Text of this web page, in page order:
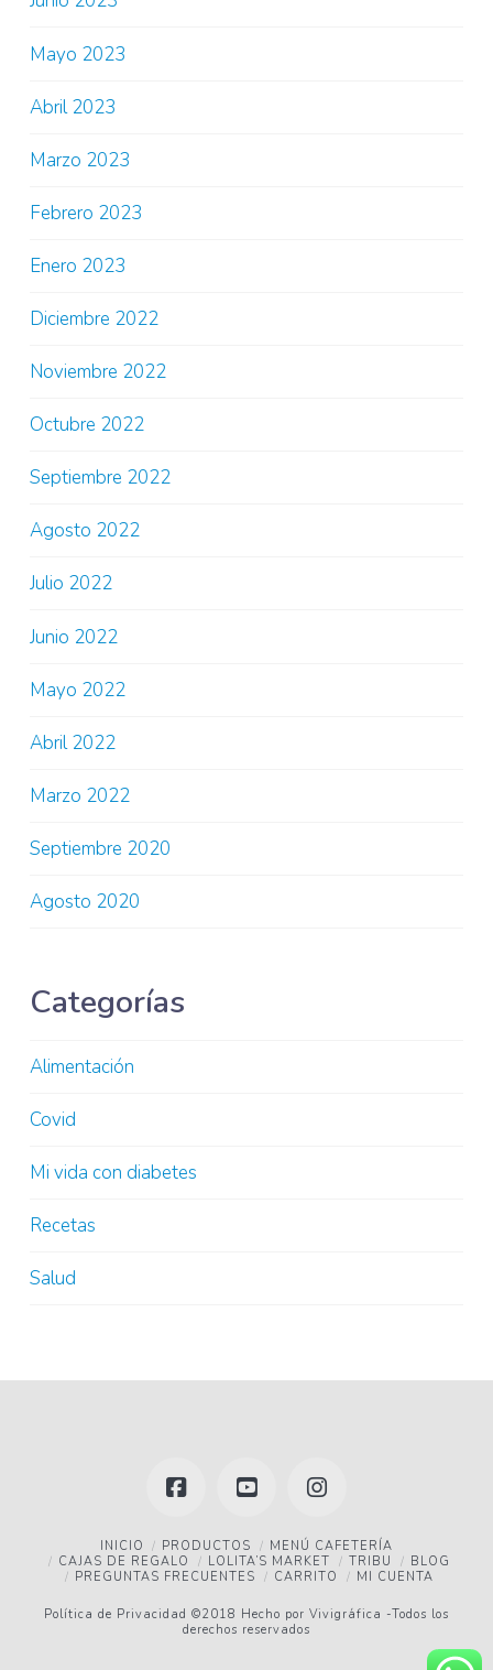
Mayo 2023
Abril 2023
Marzo 2023
Febrero 2023
Enero 2023
Diciembre 2022
Noviembre 2022
Octubre 2022
Septiembre 2022
Agosto 2022
Julio 2022
Junio 2022
Mayo 2022
Abril 2022
Marzo 2022
Septiembre 2020
Agosto 2020
Categorías
Alimentación
Covid
Mi vida con diabetes
Recetas
Salud
FacebookYouTubeInstagram
INICIO PRODUCTOS
MENÚ CAFETERÍA
CAJAS DE REGALO
LOLITA’S MARKET TRIBU
BLOG
PREGUNTAS FRECUENTES
CARRITO MI CUENTA
Política de Privacidad ©2018 Hecho por Vivigráfica -Todos los
derechos reservados